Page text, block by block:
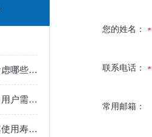
选用颇尔液压油滤芯需要考虑哪些问题？
为了更好地使用颇尔滤芯，用户需掌握这些知识
如何使用颇尔滤芯能延长其使用寿命？
您的姓名：
联系电话：
常用邮箱：